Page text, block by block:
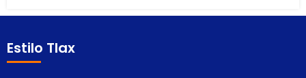
Estilo Tlax